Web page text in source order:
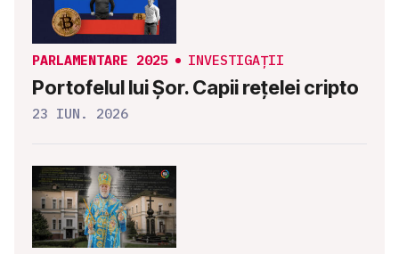
PARLAMENTARE 2025 INVESTIGAȚII
Portofelul lui Șor. Capii rețelei cripto
23 IUN. 2026